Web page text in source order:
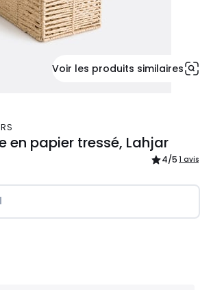
Voir les produits similaires
en papier tressé, Lahjar
4/5 1 avis